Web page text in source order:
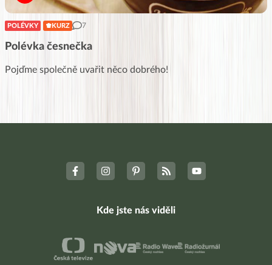
POLÉVKY KURZ 7
Polévka česnečka
Pojďme společně uvařit něco dobrého!
Kde jste nás viděli